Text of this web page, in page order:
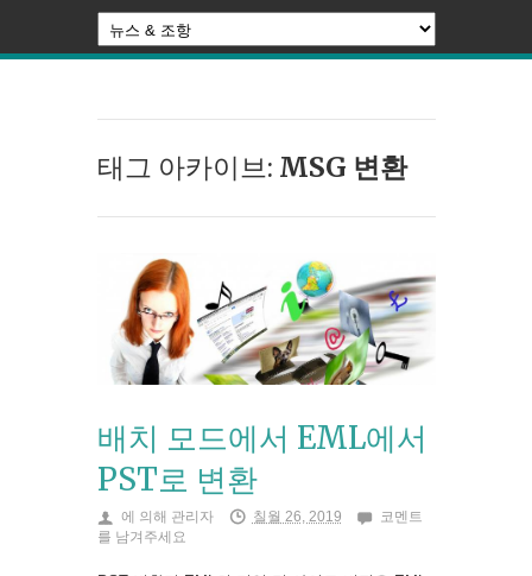
태그 아카이브: MSG 변환
배치 모드에서 EML에서
PST로 변환
에 의해 관리자 칠월 26, 2019
코멘트
를 남겨주세요